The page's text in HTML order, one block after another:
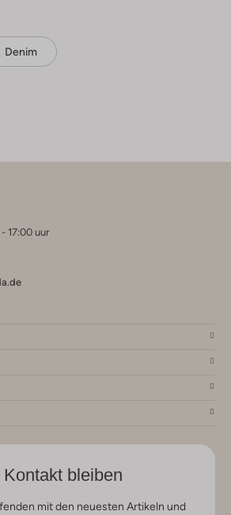
Denim
17:00 uur
bleiben
mit den neuesten Artikeln und